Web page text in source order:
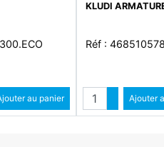
quantité
quantité
au panier
KLUDI
Réf : 468510578
Quantité Ajouter